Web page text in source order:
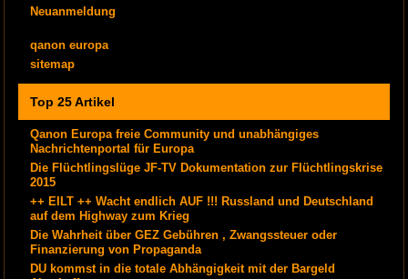
Neuanmeldung
qanon europa
sitemap
Top 25 Artikel
Qanon Europa freie Community und unabhängiges
Nachrichtenportal für Europa
Die Flüchtlingslüge JF-TV Dokumentation zur Flüchtlingskrise
2015
++ EILT ++ Wacht endlich AUF !!! Russland und Deutschland
auf dem Highway zum Krieg
Die Wahrheit über GEZ Gebühren , Zwangssteuer oder
Finanzierung von Propaganda
DU kommst in die totale Abhängigkeit mit der Bargeld